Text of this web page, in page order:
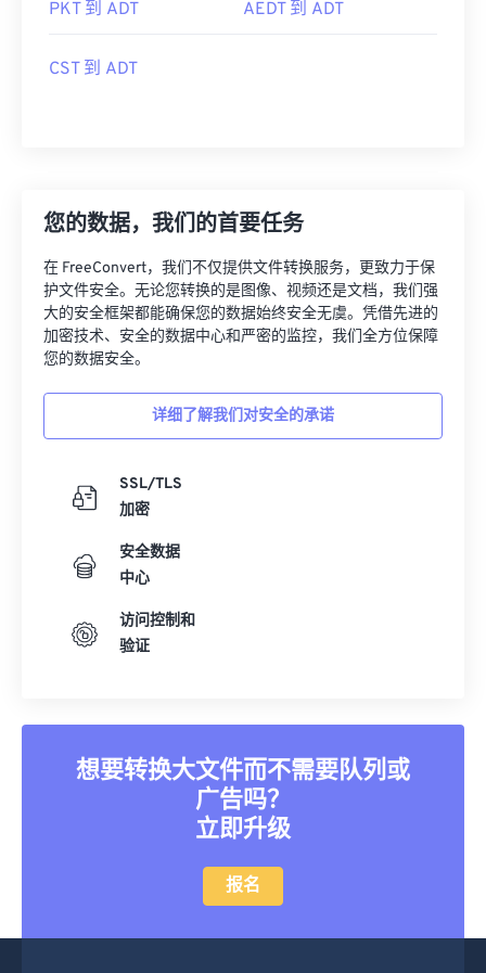
PKT 到 ADT AEDT 到 ADT
CST 到 ADT
您的数据，我们的首要任务
在 FreeConvert，我们不仅提供文件转换服务，更致力于保
护文件安全。无论您转换的是图像、视频还是文档，我们强
大的安全框架都能确保您的数据始终安全无虞。凭借先进的
加密技术、安全的数据中心和严密的监控，我们全方位保障
您的数据安全。
详细了解我们对安全的承诺
SSL/TLS
加密
安全数据
中心
访问控制和
验证
想要转换大文件而不需要队列或
广告吗？
立即升级
报名